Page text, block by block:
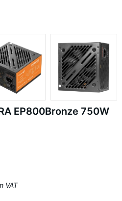
EP800Bronze 750W
VAT